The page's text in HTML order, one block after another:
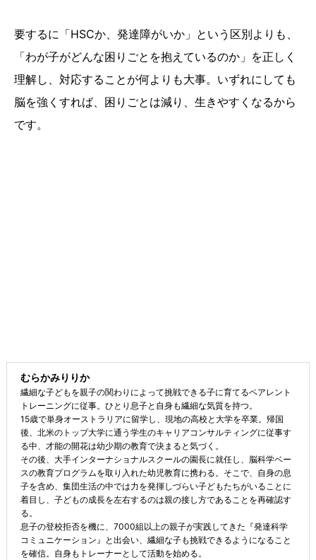
要するに「HSCか、発達障がいか」という区別よりも、
「わが子がどんな困りごとを抱えているのか」を正しく
理解し、対応することが何よりも大事。いずれにしても
脳を強くすれば、困りごとは減り、生きやすくなるから
です。
むらかみりりか
繊細な子どもを親子の関わりによって挑戦できる子に育てるペアレント
トレーニングに従事。ひとり息子と自身も繊細な気質を持つ。
15歳で単身オーストラリアに留学し、現地の高校と大学を卒業。帰国
後、北米のトップ大学に通う学生のキャリアコンサルティングに従事す
る中、才能の開花は幼少期の教育で決まると気づく。
その後、大手インターナショナルスクールの園長に就任し、脳科学ベー
スの教育プログラムを取り入れた幼児教育に携わる。そこで、自身の息
子を含め、集団生活の中では力を発揮しづらい子どもたちがいることに
着目し、子どもの成長を左右するのは親の接し方であることを再確認す
る。
息子の登校拒否を機に、7000組以上の親子が実践してきた『発達科学
コミュニケーション』と出会い、繊細な子も挑戦できるようになること
を確信。自身もトレーナーとして活動を始める。